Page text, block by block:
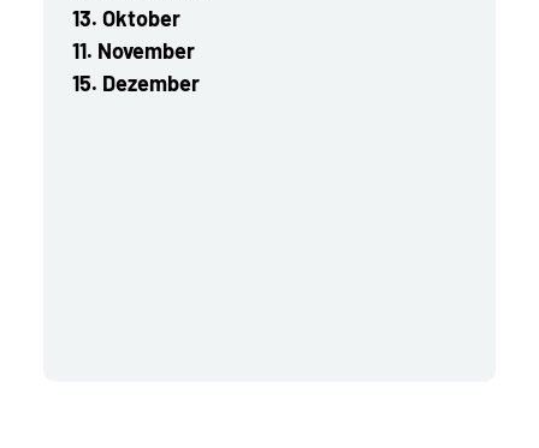
13. Oktober
11. November
15. Dezember